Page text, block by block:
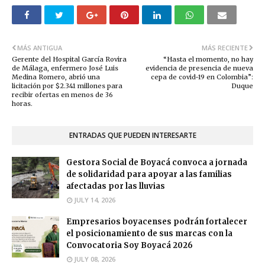
MÁS RECIENTE
“Hasta el momento, no hay
evidencia de presencia de nueva
cepa de covid-19 en Colombia”:
Duque
MÁS ANTIGUA
Gerente del Hospital García Rovira
de Málaga, enfermero José Luis
Medina Romero, abrió una
licitación por $2.341 millones para
recibir ofertas en menos de 36
horas.
ENTRADAS QUE PUEDEN INTERESARTE
Gestora Social de Boyacá convoca a jornada
de solidaridad para apoyar a las familias
afectadas por las lluvias
JULY 14, 2026
Empresarios boyacenses podrán fortalecer
el posicionamiento de sus marcas con la
Convocatoria Soy Boyacá 2026
JULY 08, 2026